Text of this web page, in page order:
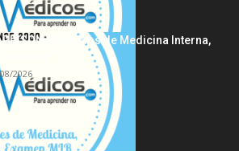
Principios de Medicina Interna,
2026